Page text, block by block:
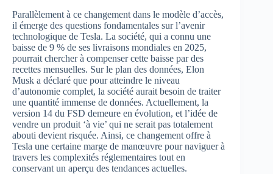
Parallèlement à ce changement dans le modèle d’accès,
il émerge des questions fondamentales sur l’avenir
technologique de Tesla. La société, qui a connu une
baisse de 9 % de ses livraisons mondiales en 2025,
pourrait chercher à compenser cette baisse par des
recettes mensuelles. Sur le plan des données, Elon
Musk a déclaré que pour atteindre le niveau
d’autonomie complet, la société aurait besoin de traiter
une quantité immense de données. Actuellement, la
version 14 du FSD demeure en évolution, et l’idée de
vendre un produit ‘à vie’ qui ne serait pas totalement
abouti devient risquée. Ainsi, ce changement offre à
Tesla une certaine marge de manœuvre pour naviguer à
travers les complexités réglementaires tout en
conservant un aperçu des tendances actuelles.